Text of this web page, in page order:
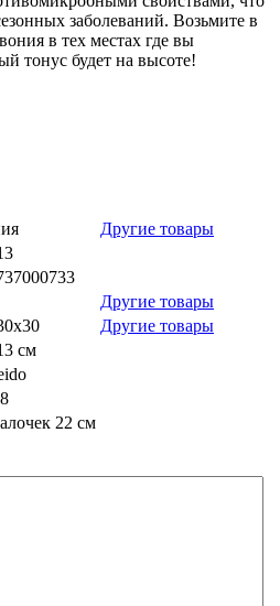
заболеваний. Возьмите в
в тех местах где вы
тонус будет на высоте!
Другие товары
Другие товары
Другие товары
см
22 см